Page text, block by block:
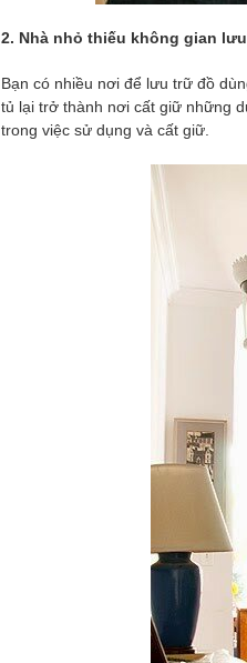
2. Nhà nhỏ thiếu không gian
Bạn có nhiều nơi để lưu trữ đồ
tủ lại trở thành nơi cất giữ những
trong việc sử dụng và cất giữ.